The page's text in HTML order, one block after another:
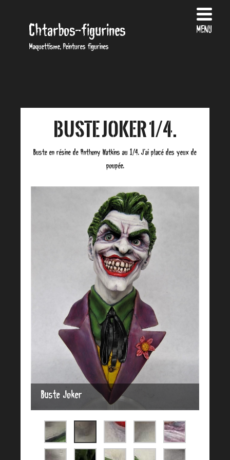
Chtarbos-figurines
Maquettisme, Peintures figurines
Buste Joker 1/4.
Buste en résine de Anthony Watkins au 1/4. J’ai placé des yeux de
poupée.
Buste Joker
MENU